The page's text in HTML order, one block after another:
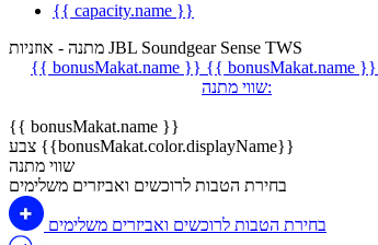
{{ capacity.name }}
מתנה - אוזניות JBL Soundgear Sense TWS
{{ bonusMakat.name }} {{ bonusMakat.name }}
שווי מתנה:
{{ bonusMakat.name }}
צבע {{bonusMakat.color.displayName}}
שווי מתנה
בחירת הטבות לרוכשים ואביזרים משלימים
בחירת הטבות לרוכשים ואביזרים משלימים